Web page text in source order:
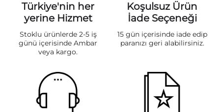
Türkiye'nin her
yerine Hizmet
Stoklu ürünlerde 2-5 iş
günü içerisinde Ambar
veya kargo.
Koşulsuz Ürün
İade Seçeneği
15 gün içerisinde iade edip
paranızı geri alabilirsiniz.